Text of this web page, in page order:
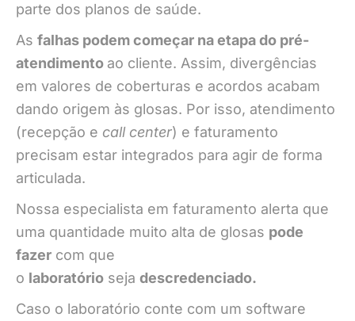
parte dos planos de saúde.
As falhas podem começar na etapa do pré-
atendimento ao cliente. Assim, divergências
em valores de coberturas e acordos acabam
dando origem às glosas. Por isso, atendimento
(recepção e call center) e faturamento
precisam estar integrados para agir de forma
articulada.
Nossa especialista em faturamento alerta que
uma quantidade muito alta de glosas pode
fazer com que
o laboratório seja descredenciado.
Caso o laboratório conte com um software